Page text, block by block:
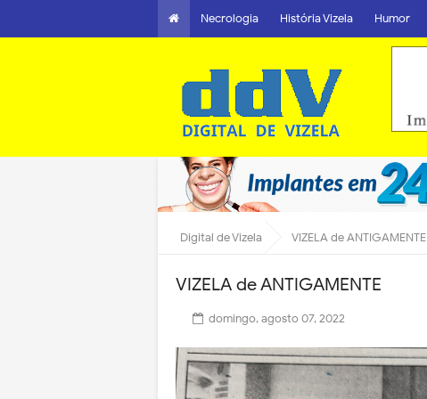
Necrologia História Vizela Humor
Digital de Vizela VIZELA de ANTIGAMENTE
VIZELA de ANTIGAMENTE
domingo, agosto 07, 2022